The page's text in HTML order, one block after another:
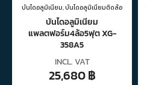
บันไดอลูมิเนียม,บันไดอลูมิเนียมติดล้อ
บันไดอลูมิเนียม
แพลตฟอร์ม4ล้อ5ฟุต XG-
358A5
INCL. VAT
25,680฿